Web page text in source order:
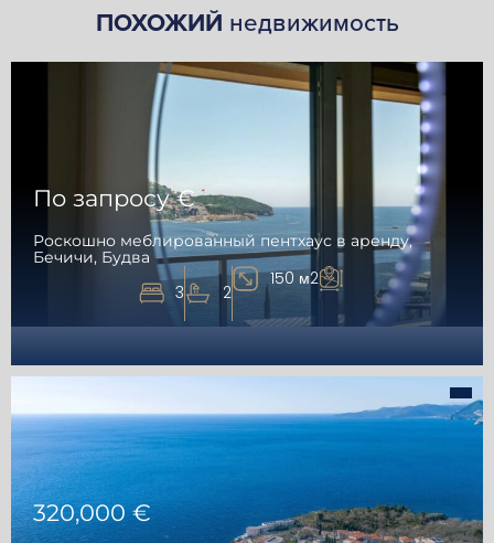
ПОХОЖИЙ недвижимость
По запросу €
Роскошно меблированный пентхаус в аренду,
Бечичи, Будва
3 2
150 м2
320,000 €